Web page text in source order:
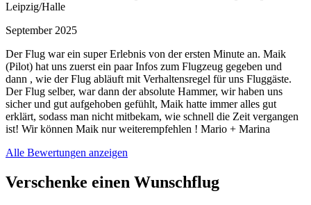
Leipzig/Halle
September 2025
Der Flug war ein super Erlebnis von der ersten Minute an. Maik
(Pilot) hat uns zuerst ein paar Infos zum Flugzeug gegeben und
dann , wie der Flug abläuft mit Verhaltensregel für uns Fluggäste.
Der Flug selber, war dann der absolute Hammer, wir haben uns
sicher und gut aufgehoben gefühlt, Maik hatte immer alles gut
erklärt, sodass man nicht mitbekam, wie schnell die Zeit vergangen
ist! Wir können Maik nur weiterempfehlen ! Mario + Marina
Alle Bewertungen anzeigen
Verschenke einen Wunschflug